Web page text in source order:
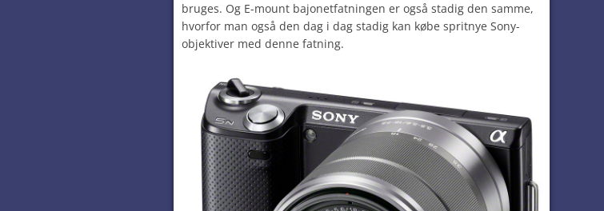
bruges. Og E-mount bajonetfatningen er også stadig den samme,
hvorfor man også den dag i dag stadig kan købe spritnye Sony-
objektiver med denne fatning.